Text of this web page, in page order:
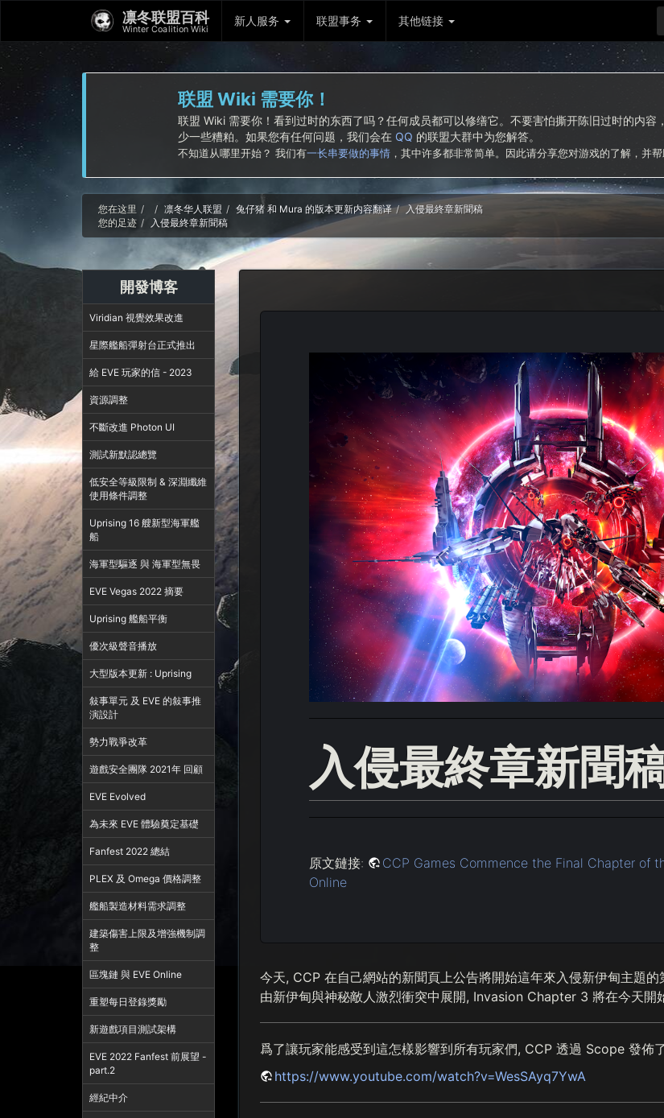
凛冬联盟百科
Winter Coalition Wiki
新人服务 联盟事务 其他链接
联盟 Wiki 需要你！
联盟 Wiki 需要你！看到过时的东西了吗？任何成员都可以修缮它。不要害怕撕开陈旧过时的内容
少一些糟粕。如果您有任何问题，我们会在 QQ 的联盟大群中为您解答。
不知道从哪里开始？ 我们有一长串要做的事情，其中许多都非常简单。因此请分享您对游戏的了解，并
您在这里 Home凛冬华人联盟 兔仔猪 和 Mura 的版本更新内容翻译
入侵最終章新聞稿
您的足迹
入侵最終章新聞稿
開發博客
Viridian 視覺效果改進
星際艦船彈射台正式推出
給 EVE 玩家的信 - 2023
資源調整
不斷改進 Photon UI
測試新默認總覽
低安全等級限制 & 深淵纖維
使用條件調整
Uprising 16 艘新型海軍艦
船
海軍型驅逐 與 海軍型無畏
EVE Vegas 2022 摘要
Uprising 艦船平衡
優次級聲音播放
大型版本更新 : Uprising
敍事單元 及 EVE 的敍事推
演設計
勢力戰爭改革
遊戲安全團隊 2021年 回顧
EVE Evolved
為未來 EVE 體驗奠定基礎
Fanfest 2022 總結
PLEX 及 Omega 價格調整
艦船製造材料需求調整
建築傷害上限及增強機制調
整
區塊鏈 與 EVE Online
重塑每日登錄獎勵
新遊戲項目測試架構
EVE 2022 Fanfest 前展望 -
part.2
經紀中介
入侵最終章新聞
原文鏈接:
CCP Games Commence the Final Chapter of
Online
今天, CCP 在自己網站的新聞頁上公告將開始這年來入侵新伊甸主題
由新伊甸與神秘敵人激烈衝突中展開, Invasion Chapter 3 將在今天開
爲了讓玩家能感受到這怎樣影響到所有玩家們, CCP 透過 Scope 發佈
https://www.youtube.com/watch?v=WesSAyq7YwA